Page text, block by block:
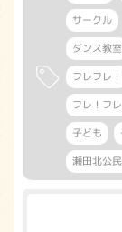
サークル
ダンス教室
フレフレ！
フレ！フ
子ども
瀬田北公